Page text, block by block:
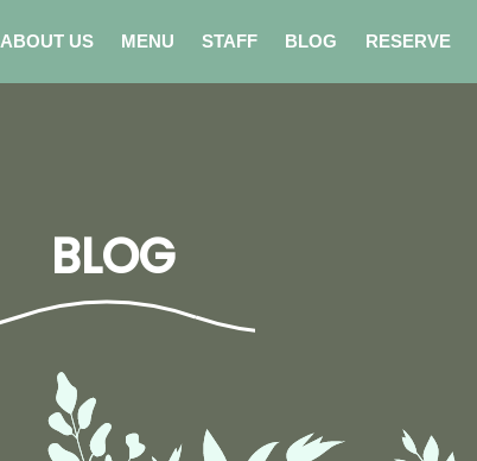
ABOUT US MENU STAFF BLOG RESERVE
BLOG